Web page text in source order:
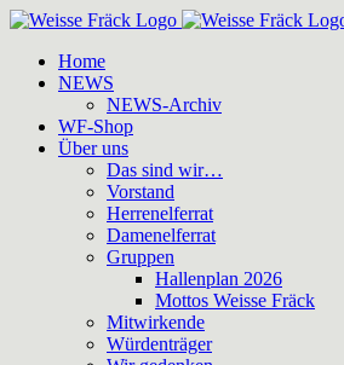
Zum
springenHome
NEWS
NEWS-Archiv
WF-Shop
Über uns
Das sind wir…
Vorstand
Herrenelferrat
Damenelferrat
Gruppen
Hallenplan 2026
Mottos Weisse Fräck
Mitwirkende
Würdenträger